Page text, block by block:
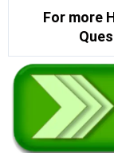
For more